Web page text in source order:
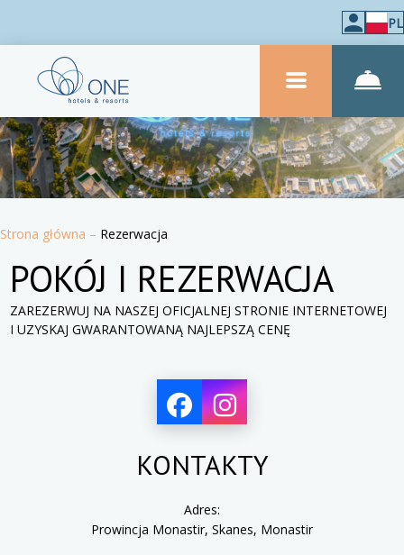
PL
Strona główna – Rezerwacja
POKÓJ I REZERWACJA
ZAREZERWUJ NA NASZEJ OFICJALNEJ STRONIE INTERNETOWEJ
I UZYSKAJ GWARANTOWANĄ NAJLEPSZĄ CENĘ
KONTAKTY
Adres:
Prowincja Monastir, Skanes, Monastir